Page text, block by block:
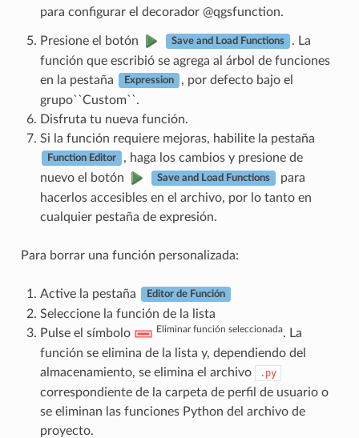
para configurar el decorador @qgsfunction.
Presione el botón Save and Load Functions
. La
función que escribió se agrega al árbol de funciones
en la pestaña
Expression
, por defecto bajo el
grupo``Custom``.
Disfruta tu nueva función.
Si la función requiere mejoras, habilite la pestaña
Function Editor
, haga los cambios y presione de
nuevo el botón
Save and Load Functions
para
hacerlos accesibles en el archivo, por lo tanto en
cualquier pestaña de expresión.
Para borrar una función personalizada:
Active la pestaña Editor de Función
Seleccione la función de la lista
Pulse el símbolo
Eliminar función seleccionada. La
función se elimina de la lista y, dependiendo del
almacenamiento, se elimina el archivo
.py
correspondiente de la carpeta de perfil de usuario o
se eliminan las funciones Python del archivo de
proyecto.